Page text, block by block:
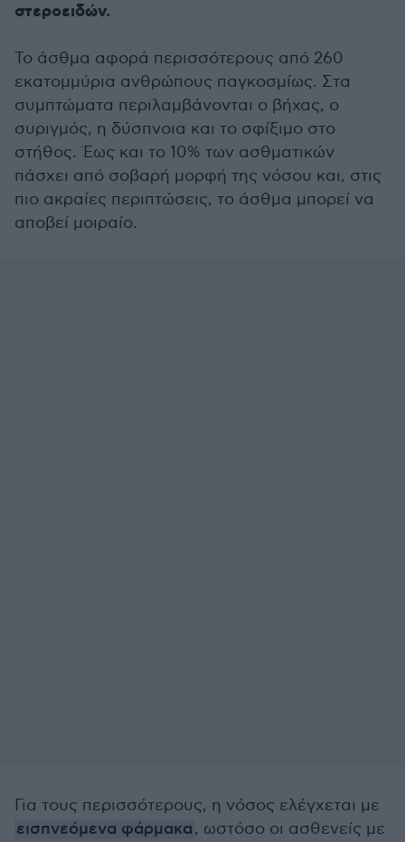
στεροειδών.
Το άσθμα αφορά περισσότερους από 260
εκατομμύρια ανθρώπους παγκοσμίως. Στα
συμπτώματα περιλαμβάνονται ο βήχας, ο
συριγμός, η δύσπνοια και το σφίξιμο στο
στήθος. Έως και το 10% των ασθματικών
πάσχει από σοβαρή μορφή της νόσου και, στις
πιο ακραίες περιπτώσεις, το άσθμα μπορεί να
αποβεί μοιραίο.
Για τους περισσότερους, η νόσος ελέγχεται με
εισπνεόμενα φάρμακα, ωστόσο οι ασθενείς με